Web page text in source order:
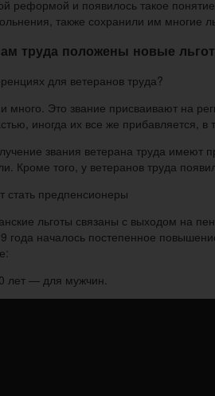
реформой и появилось такое
также сохранили им многие
труда положены новые
для ветеранов труда?
много. Это звание присваивают на
иногда их все же прибавляется,
звания ветерана труда имеют
Кроме того, у ветеранов труда
стать предпенсионеры
льготы связаны с выходом на
началось постепенное
лет — для мужчин.